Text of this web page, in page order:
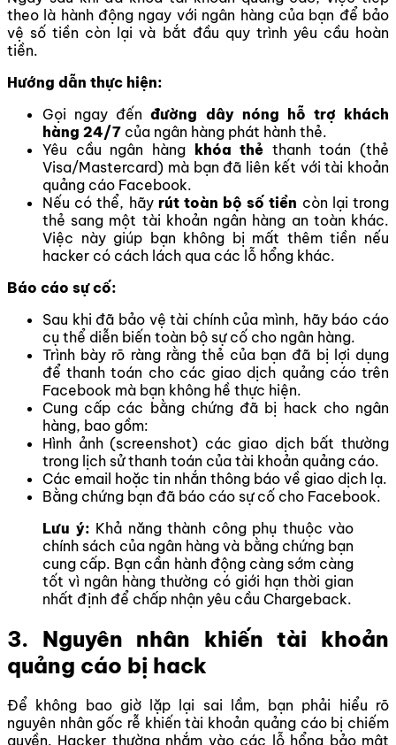
theo là hành động ngay với ngân hàng của bạn để bảo
vệ số tiền còn lại và bắt đầu quy trình yêu cầu hoàn
tiền.
Hướng dẫn thực hiện:
Gọi ngay đếnđường dây nóng hỗ trợ khách
hàng 24/7 của ngân hàng phát hành thẻ.
Yêu cầu ngân hàng
khóa thẻ thanh toán (thẻ
Visa/Mastercard) mà bạn đã liên kết với tài khoản
quảng cáo Facebook.
Nếu có thể, hãy rút toàn bộ số tiền còn lại trong
thẻ sang một tài khoản ngân hàng an toàn khác.
Việc này giúp bạn không bị mất thêm tiền nếu
hacker có cách lách qua các lỗ hổng khác.
Báo cáo sự cố:
Sau khi đã bảo vệ tài chính của mình, hãy báo cáo
cụ thể diễn biến toàn bộ sự cố cho ngân hàng.
Trình bày rõ ràng rằng thẻ của bạn đã bị lợi dụng
để thanh toán cho các giao dịch quảng cáo trên
Facebook mà bạn không hề thực hiện.
Cung cấp các bằng chứng đã bị hack cho ngân
hàng, bao gồm:
Hình ảnh (screenshot) các giao dịch bất thường
trong lịch sử thanh toán của tài khoản quảng cáo.
Các email hoặc tin nhắn thông báo về giao dịch lạ.
Bằng chứng bạn đã báo cáo sự cố cho Facebook.
Lưu ý: Khả năng thành công phụ thuộc vào
chính sách của ngân hàng và bằng chứng bạn
cung cấp. Bạn cần hành động càng sớm càng
tốt vì ngân hàng thường có giới hạn thời gian
nhất định để chấp nhận yêu cầu Chargeback.
3. Nguyên nhân khiến tài khoản
quảng cáo bị hack
Để không bao giờ lặp lại sai lầm, bạn phải hiểu rõ
nguyên nhân gốc rễ khiến tài khoản quảng cáo bị chiếm
quyền. Hacker thường nhắm vào các lỗ hổng bảo mật